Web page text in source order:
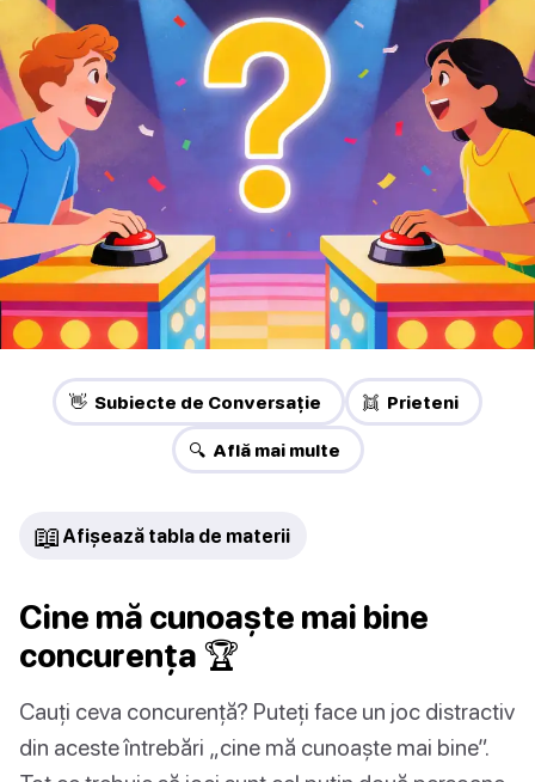
👋 Subiecte de Conversație 👯 Prieteni
🔍 Află mai multe
📖 Afișează tabla de materii
Cine mă cunoaște mai bine
concurența 🏆
Cauți ceva concurență? Puteți face un joc distractiv
din aceste întrebări „cine mă cunoaște mai bine”.